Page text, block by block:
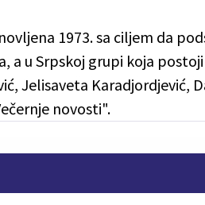
1973. sa ciljem da
a u Srpskoj grupi koja
Jelisaveta Karadjordjević,
novosti".